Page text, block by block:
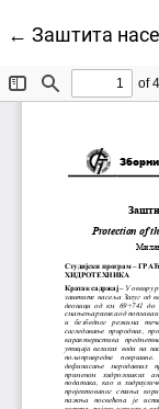
← Povratak na
Заштита